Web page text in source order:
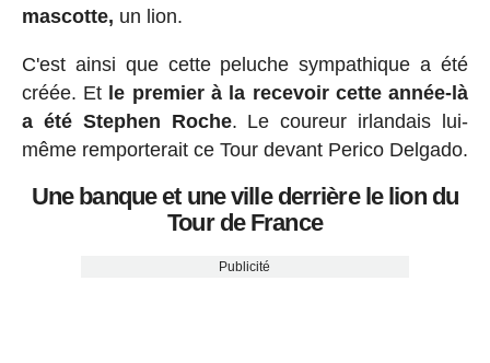
mascotte, un lion.
C'est ainsi que cette peluche sympathique a été
créée. Et le premier à la recevoir cette année-là
a été Stephen Roche. Le coureur irlandais lui-
même remporterait ce Tour devant Perico Delgado.
Une banque et une ville derrière le lion du
Tour de France
Publicité